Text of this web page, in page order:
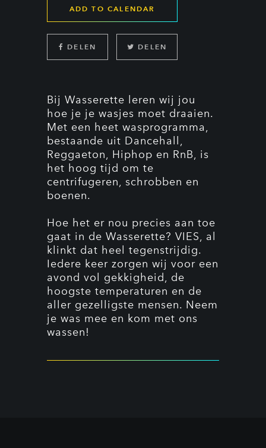
ADD TO CALENDAR
DELEN DELEN
Bij Wasserette leren wij jou
hoe je je wasjes moet draaien.
Met een heet wasprogramma,
bestaande uit Dancehall,
Reggaeton, Hiphop en RnB, is
het hoog tijd om te
centrifugeren, schrobben en
boenen.
Hoe het er nou precies aan toe
gaat in de Wasserette? VIES, al
klinkt dat heel tegenstrijdig.
Iedere keer zorgen wij voor een
avond vol gekkigheid, de
hoogste temperaturen en de
aller gezelligste mensen. Neem
je was mee en kom met ons
wassen!